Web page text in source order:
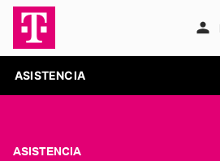
ASISTENCIA
ASISTENCIA